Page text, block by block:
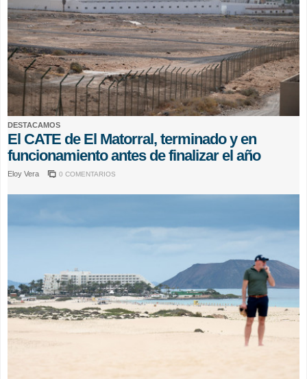
DESTACAMOS
El CATE de El Matorral, terminado y en
funcionamiento antes de finalizar el año
Eloy Vera 0 COMENTARIOS